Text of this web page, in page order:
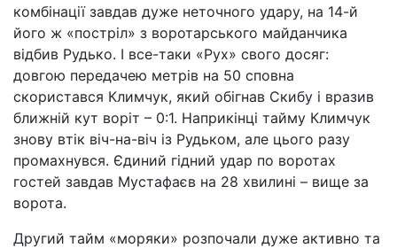
комбінації завдав дуже неточного удару, на 14-й
його ж «постріл» з воротарського майданчика
відбив Рудько. І все-таки «Рух» свого досяг:
довгою передачею метрів на 50 сповна
скористався Климчук, який обігнав Скибу і вразив
ближній кут воріт – 0:1. Наприкінці тайму Климчук
знову втік віч-на-віч із Рудьком, але цього разу
промахнувся. Єдиний гідний удар по воротах
гостей завдав Мустафаєв на 28 хвилині – вище за
ворота.
Другий тайм «моряки» розпочали дуже активно та